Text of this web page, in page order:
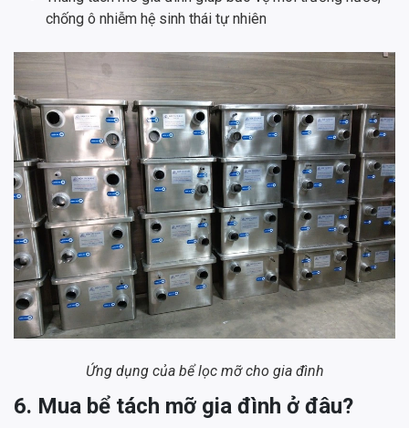
chống ô nhiễm hệ sinh thái tự nhiên
Ứng dụng của bể lọc mỡ cho gia đình
6. Mua bể tách mỡ gia đình ở đâu?